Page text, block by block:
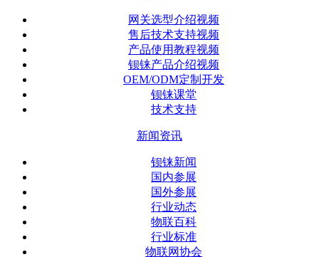
网关选型介绍视频
售后技术支持视频
产品使用教程视频
钡铼产品介绍视频
OEM/ODM定制开发
钡铼课堂
技术支持
新闻资讯
钡铼新闻
国内参展
国外参展
行业动态
物联百科
行业标准
物联网协会